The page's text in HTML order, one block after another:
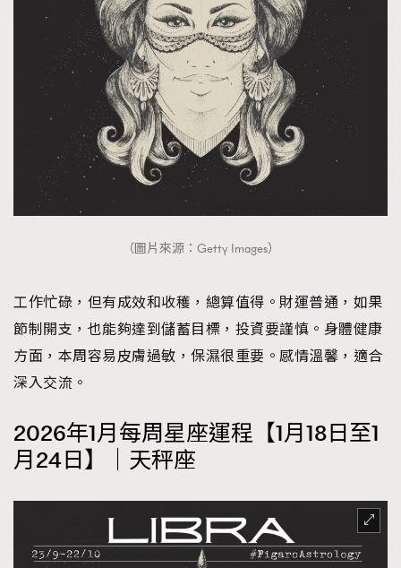
TRENDING
（圖片來源：Getty Images）
工作忙碌，但有成效和收穫，總算值得。財運普通，如果
節制開支，也能夠達到儲蓄目標，投資要謹慎。身體健康
方面，本周容易皮膚過敏，保濕很重要。感情溫馨，適合
深入交流。
2026年1月每周星座運程【1月18日至1
月24日】｜天秤座